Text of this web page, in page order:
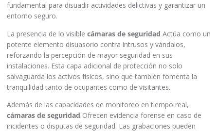
fundamental para disuadir actividades delictivas y garantizar un
entorno seguro.
La presencia de lo visible cámaras de seguridad Actúa como un
potente elemento disuasorio contra intrusos y vándalos,
reforzando la percepción de mayor seguridad en sus
instalaciones. Esta capa adicional de protección no solo
salvaguarda los activos físicos, sino que también fomenta la
tranquilidad tanto de ocupantes como de visitantes.
Además de las capacidades de monitoreo en tiempo real,
cámaras de seguridad Ofrecen evidencia forense en caso de
incidentes o disputas de seguridad. Las grabaciones pueden